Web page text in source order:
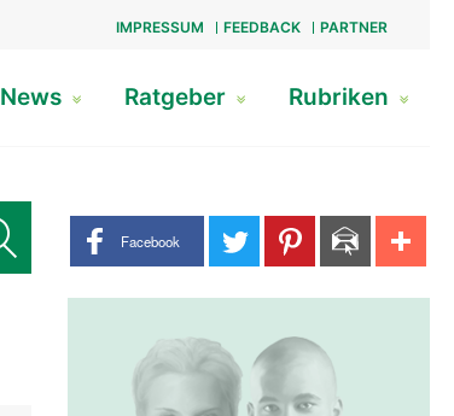
IMPRESSUM FEEDBACK PARTNER
News Ratgeber Rubriken
Share buttons
Facebook